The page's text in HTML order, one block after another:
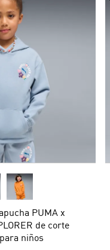
PUMA x
de corte
niños